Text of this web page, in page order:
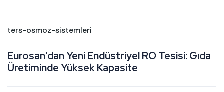
ters-osmoz-sistemleri
Eurosan’dan Yeni Endüstriyel RO Tesisi: Gıda
Üretiminde Yüksek Kapasite